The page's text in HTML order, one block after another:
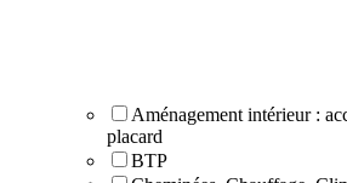
Aménagement intérieur :
placard
BTP